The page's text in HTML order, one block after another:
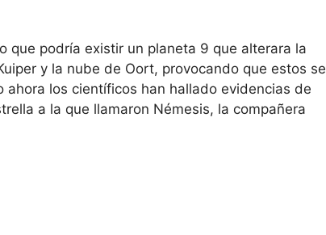
que podría existir un planeta 9 que alterara la
y la nube de Oort, provocando que estos se
los científicos han hallado evidencias de
a la que llamaron Némesis, la compañera